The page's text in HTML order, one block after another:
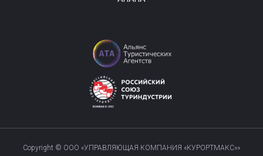
Copyright © ООО «УПРАВЛЯЮЩАЯ КОМПАНИЯ «КУРОРТМАКС»»